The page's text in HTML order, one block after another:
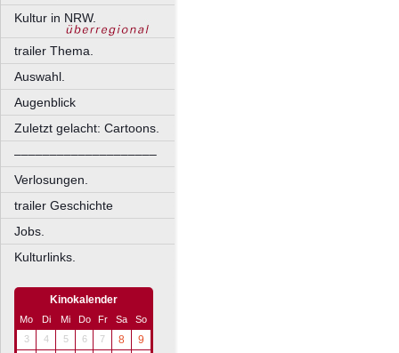
Kultur in NRW.
trailer Thema.
Auswahl.
Augenblick
Zuletzt gelacht: Cartoons.
––––––––––––––––––––
Verlosungen.
trailer Geschichte
Jobs.
Kulturlinks.
Kinokalender
Mo Di Mi Do Fr Sa
So
3
4 5 6 7 8
9